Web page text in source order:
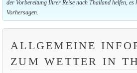
der Vorbereitung Ihrer Reise nach Thailand helfen, es
Vorhersagen.
ALLGEMEINE
ZUM WETTER IN